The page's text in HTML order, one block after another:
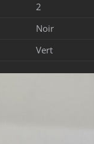
2
Noir
Vert